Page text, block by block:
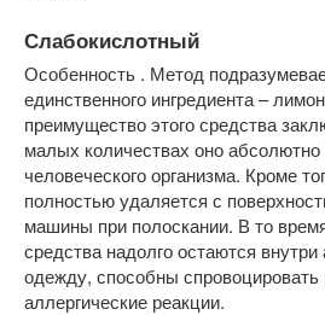
Слабокислотный
Особенность . Метод
единственного ингредиента –
преимущество этого средства
малых количествах оно
человеческого организма. Кроме
полностью удаляется с
машины при полоскании. В то
средства надолго остаются внутри
одежду, способны
аллергические реакции.